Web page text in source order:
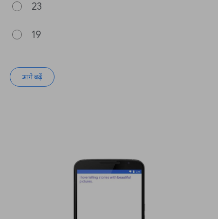
23
19
आगे बढ़ें